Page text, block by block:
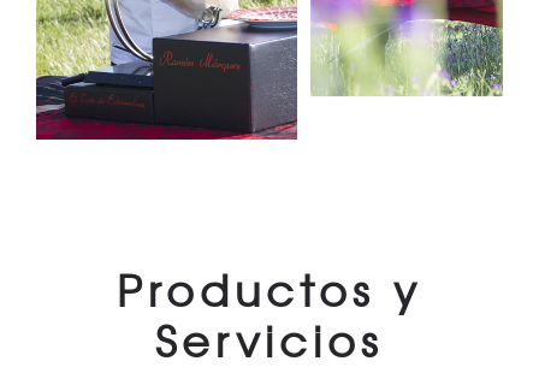
Productos y
Servicios